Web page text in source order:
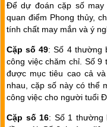
Để dự đoán cặp số
quan điểm Phong thủy,
tính chất may mắn và ý
Cặp số 49: Số 4 thường
công việc chăm chỉ. Số
được mục tiêu cao cả
nhau, cặp số này có thể
công việc cho người tuổi
Cặp số 16: Số 1 thường